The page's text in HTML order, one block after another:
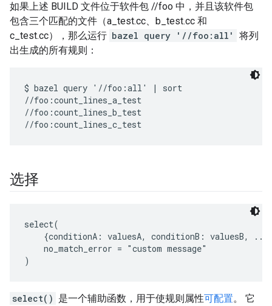
如果上述 BUILD 文件位于软件包 //foo 中，并且该软件包
包含三个匹配的文件（a_test.cc、b_test.cc 和
c_test.cc），那么运行 bazel query '//foo:all'
将列
出生成的所有规则：
$ bazel query '//foo:all' | sort
//foo:count_lines_a_test
//foo:count_lines_b_test
选择
select(
{conditionA: valuesA, conditionB: valuesB,
    no_match_error = "custom message"
select() 是一个辅助函数，用于使规则属性可配置。 它